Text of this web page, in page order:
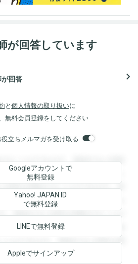
が回答しています
回答 navigate_next
と 個人情報の取り扱いに
無料会員登録をしてください
立ちメルマガを受け取る
ることができます。登録すると回答
す。登録すると回答を閲覧すること
回答を閲覧することができます。登
ことができます。登録すると回答を
。登録すると回答を閲覧することが
答を閲覧することができます。登録
とができます。登録すると回答を閲
Googleアカウントで
無料登録
Yahoo! JAPAN ID
で無料登録
LINEで無料登録
Appleでサインアップ